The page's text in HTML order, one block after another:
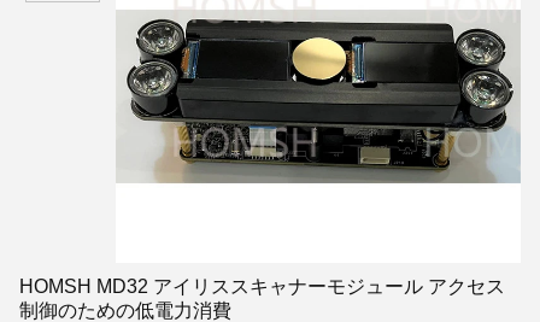
HOMSH MD32 アイリススキャナーモジュール アクセス
制御のための低電力消費